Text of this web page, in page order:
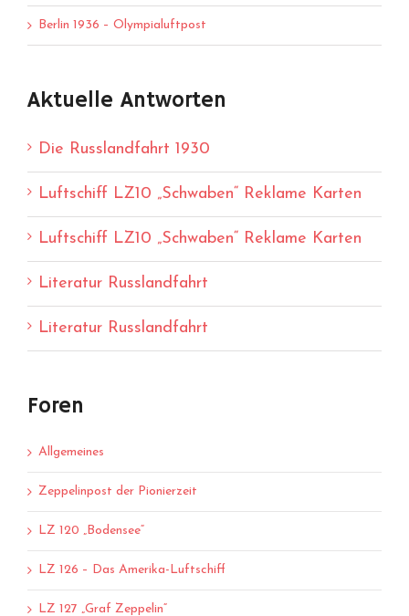
Berlin 1936 – Olympialuftpost
Aktuelle Antworten
Die Russlandfahrt 1930
Luftschiff LZ10 „Schwaben“ Reklame Karten
Luftschiff LZ10 „Schwaben“ Reklame Karten
Literatur Russlandfahrt
Literatur Russlandfahrt
Foren
Allgemeines
Zeppelinpost der Pionierzeit
LZ 120 „Bodensee“
LZ 126 – Das Amerika-Luftschiff
LZ 127 „Graf Zeppelin“